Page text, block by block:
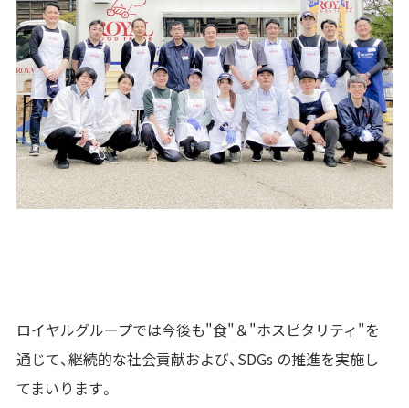
ロイヤルグループでは今後も"食"＆"ホスピタリティ"を
通じて、継続的な社会貢献および、SDGs の推進を実施し
てまいります。